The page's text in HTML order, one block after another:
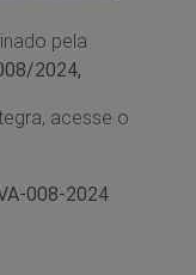
pela
2024,
acesse o
008-2024